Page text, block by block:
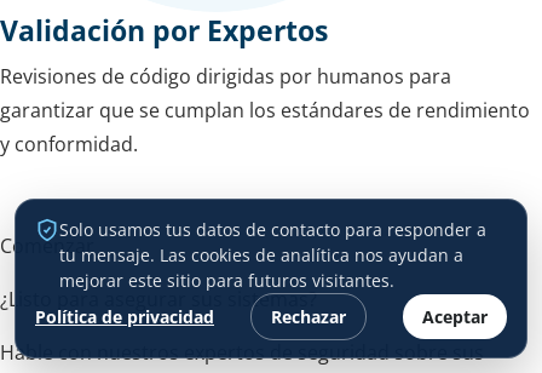
Validación por Expertos
Revisiones de código dirigidas por humanos para
garantizar que se cumplan los estándares de rendimiento
y conformidad.
Comenzar
¿Listo para asegurar sus sistemas?
Hable con nuestros expertos de seguridad sobre sus
Solo usamos tus datos de contacto para responder a
tu mensaje. Las cookies de analítica nos ayudan a
mejorar este sitio para futuros visitantes.
Política de privacidad
Rechazar Aceptar